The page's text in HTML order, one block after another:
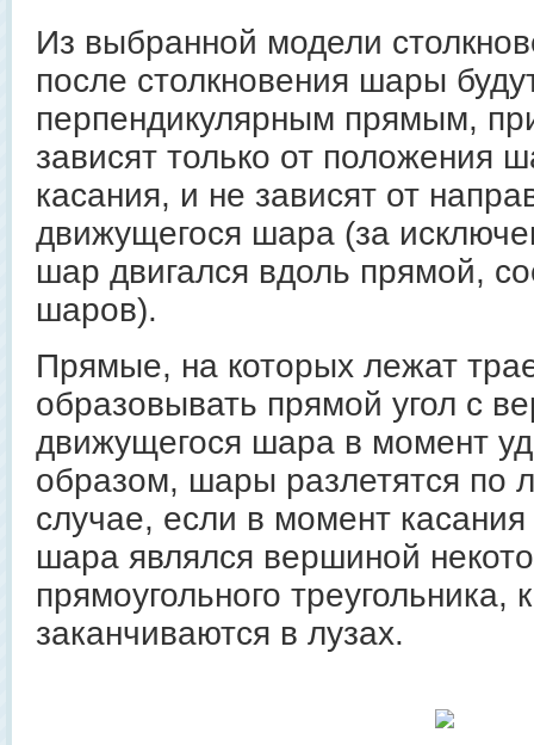
Из выбранной модели
после столкновения шары
перпендикулярным прямым,
зависят только от положения
касания, и не зависят от
движущегося шара (за
шар двигался вдоль прямой,
шаров).
Прямые, на которых лежат
образовывать прямой угол с
движущегося шара в момент
образом, шары разлетятся по
случае, если в момент
шара являлся вершиной
прямоугольного треугольника,
заканчиваются в лузах.